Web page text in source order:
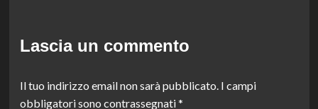
Lascia un commento
Il tuo indirizzo email non sarà pubblicato. I campi
obbligatori sono contrassegnati*